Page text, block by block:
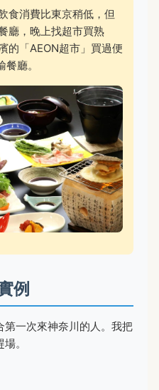
食消費比東京稍低，但
廳，晚上找超市買熟
的「AEON超市」買過便
廳。
例
一次來神奈川的人。我把
。